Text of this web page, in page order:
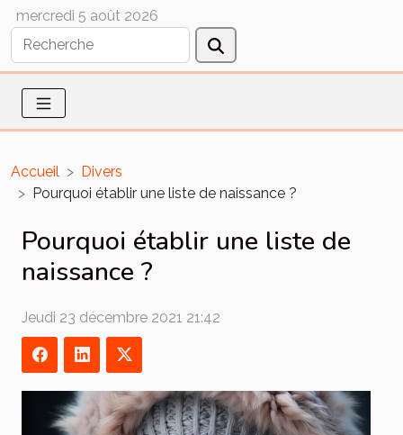
mercredi 5 août 2026
Accueil
Divers
Pourquoi établir une liste de naissance ?
Pourquoi établir une liste de
naissance ?
Jeudi 23 décembre 2021 21:42